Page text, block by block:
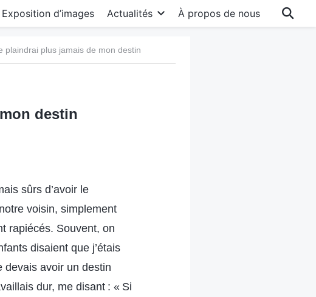
Exposition d’images Actualités À propos de nous
plaindrai plus jamais de mon destin
destin
sûrs d’avoir le
voisin, simplement
rapiécés. Souvent, on
disaient que j’étais
devais avoir un destin
dur, me disant : « Si